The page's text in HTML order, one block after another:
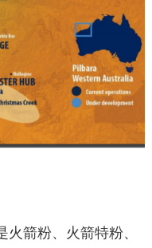
箭粉、火箭特粉、